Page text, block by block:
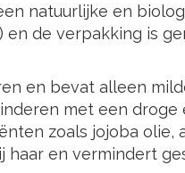
natuurlijke en
de verpakking is
en bevat alleen
met een droge
zoals jojoba olie,
en vermindert